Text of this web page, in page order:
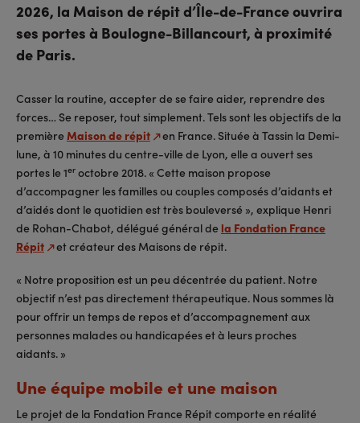
2026, la Maison de répit d’Île-de-France ouvrira
ses portes à Boulogne-Billancourt, à proximité
de Paris.
Casser la routine, accepter de se faire aider, reprendre des
forces… Se reposer, tout simplement. Tels sont les objectifs de la
premièreMaison de répit en France. Située à Tassin la Demi-
lune, à 10 minutes du centre-ville de Lyon, elle a ouvert ses
portes le 1er octobre 2018. « Cette maison propose
d’accompagner les familles ou couples composés d’aidants et
d’aidés dont le quotidien est très bouleversé », explique Henri
de Rohan-Chabot, délégué général de la Fondation France
Répit et créateur des Maisons de répit.
« Notre proposition est un peu décentrée du patient. Notre
objectif n’est pas directement thérapeutique. Nous sommes là
pour offrir un temps de repos et d’accompagnement aux
personnes malades ou handicapées et à leurs proches
aidants. »
Une équipe mobile et une maison
Le projet de la Fondation France Répit comporte en réalité